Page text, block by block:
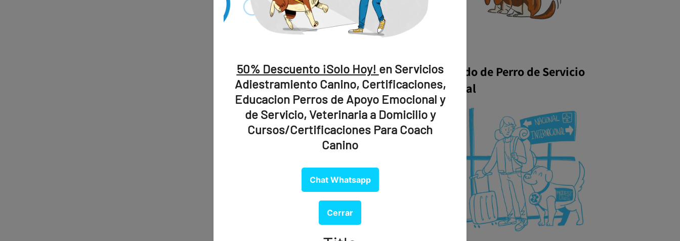
🌍 Certificado de Perro de Servicio
Internacional